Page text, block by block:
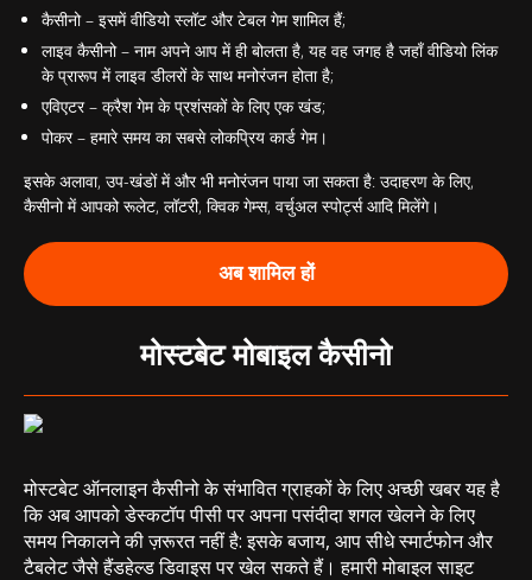
कैसीनो – इसमें वीडियो स्लॉट और टेबल गेम शामिल हैं;
लाइव कैसीनो – नाम अपने आप में ही बोलता है, यह वह जगह है जहाँ वीडियो लिंक
के प्रारूप में लाइव डीलरों के साथ मनोरंजन होता है;
एविएटर – क्रैश गेम के प्रशंसकों के लिए एक खंड;
पोकर – हमारे समय का सबसे लोकप्रिय कार्ड गेम।
इसके अलावा, उप-खंडों में और भी मनोरंजन पाया जा सकता है: उदाहरण के लिए,
कैसीनो में आपको रूलेट, लॉटरी, क्विक गेम्स, वर्चुअल स्पोर्ट्स आदि मिलेंगे।
अब शामिल हों
मोस्टबेट मोबाइल कैसीनो
मोस्टबेट ऑनलाइन कैसीनो के संभावित ग्राहकों के लिए अच्छी खबर यह है
कि अब आपको डेस्कटॉप पीसी पर अपना पसंदीदा शगल खेलने के लिए
समय निकालने की ज़रूरत नहीं है: इसके बजाय, आप सीधे स्मार्टफोन और
टैबलेट जैसे हैंडहेल्ड डिवाइस पर खेल सकते हैं। हमारी मोबाइल साइट